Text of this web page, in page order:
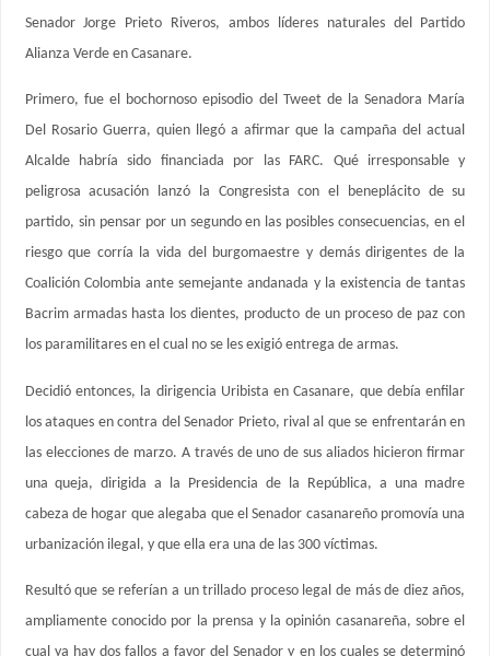
Senador Jorge Prieto Riveros, ambos líderes naturales del Partido
Alianza Verde en Casanare.
Primero, fue el bochornoso episodio del Tweet de la Senadora María
Del Rosario Guerra, quien llegó a afirmar que la campaña del actual
Alcalde habría sido financiada por las FARC. Qué irresponsable y
peligrosa acusación lanzó la Congresista con el beneplácito de su
partido, sin pensar por un segundo en las posibles consecuencias, en el
riesgo que corría la vida del burgomaestre y demás dirigentes de la
Coalición Colombia ante semejante andanada y la existencia de tantas
Bacrim armadas hasta los dientes, producto de un proceso de paz con
los paramilitares en el cual no se les exigió entrega de armas.
Decidió entonces, la dirigencia Uribista en Casanare, que debía enfilar
los ataques en contra del Senador Prieto, rival al que se enfrentarán en
las elecciones de marzo. A través de uno de sus aliados hicieron firmar
una queja, dirigida a la Presidencia de la República, a una madre
cabeza de hogar que alegaba que el Senador casanareño promovía una
urbanización ilegal, y que ella era una de las 300 víctimas.
Resultó que se referían a un trillado proceso legal de más de diez años,
ampliamente conocido por la prensa y la opinión casanareña, sobre el
cual ya hay dos fallos a favor del Senador y en los cuales se determinó